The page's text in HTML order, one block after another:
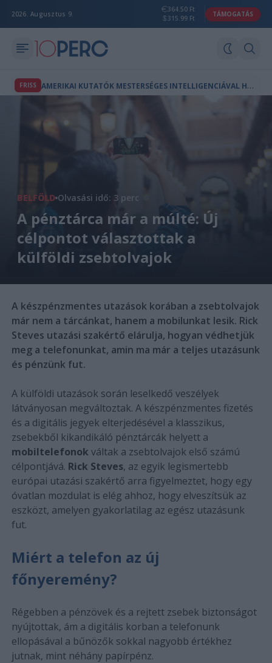
2026. Augusztus 9.
364.50 Ft
315.99 Ft
TÁMOGATÁS
FRISS A
MERIKAI KUTATÓK MESTERSÉGES INTELLIGENCIÁVAL HOZTAK LÉTRE A TERMÉSZETBEN NEM LÉTEZŐ VÍRUSOKAT
BELFÖLD Olvasási idő: 3 perc
A pénztárca már a múlté: Új
célpontot választottak a
külföldi zsebtolvajok
A készpénzmentes utazások korában a zsebtolvajok
már nem a tárcánkat, hanem a mobilunkat lesik. Rick
Steves utazási szakértő elárulja, hogyan védhetjük
meg a telefonunkat, amin ma már a teljes utazásunk
és pénzünk fut.
A külföldi utazások során leselkedő veszélyek
látványosan megváltoztak. A készpénzmentes fizetés
és a digitális jegyek elterjedésével a klasszikus,
zsebekből kikandikáló pénztárcák helyett a
mobiltelefonok váltak a zsebtolvajok első számú
célpontjává. Rick Steves, az egyik legismertebb
európai utazási szakértő arra figyelmeztet, hogy egy
óvatlan mozdulat is elég ahhoz, hogy elveszítsük az
eszközt, amelyen gyakorlatilag az egész utazásunk
fut.
Miért a telefon az új
főnyeremény?
Régebben a pénzövek és a rejtett zsebek biztonságot
nyújtottak, ám a digitális korban a telefonunk
ellopásával a bűnözők sokkal nagyobb értékhez
jutnak, mint néhány papírpénz.